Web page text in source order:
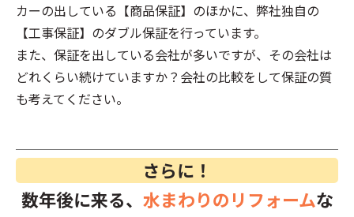
カーの出している【商品保証】のほかに、弊社独自の
【工事保証】のダブル保証を行っています。
また、保証を出している会社が多いですが、その会社は
どれくらい続けていますか？会社の比較をして保証の質
も考えてください。
さらに！
数年後に来る、 水まわりのリフォームな